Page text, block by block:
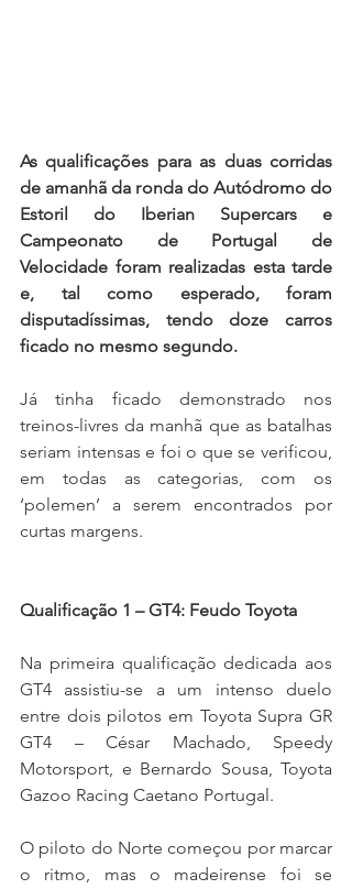
As qualificações para as duas corridas
de amanhã da ronda do Autódromo do
Estoril do Iberian Supercars e
Campeonato de Portugal de
Velocidade foram realizadas esta tarde
e, tal como esperado, foram
disputadíssimas, tendo doze carros
ficado no mesmo segundo.
Já tinha ficado demonstrado nos
treinos-livres da manhã que as batalhas
seriam intensas e foi o que se verificou,
em todas as categorias, com os
‘polemen’ a serem encontrados por
curtas margens.
Qualificação 1 – GT4: Feudo Toyota
Na primeira qualificação dedicada aos
GT4 assistiu-se a um intenso duelo
entre dois pilotos em Toyota Supra GR
GT4 – César Machado, Speedy
Motorsport, e Bernardo Sousa, Toyota
Gazoo Racing Caetano Portugal.
O piloto do Norte começou por marcar
o ritmo, mas o madeirense foi se